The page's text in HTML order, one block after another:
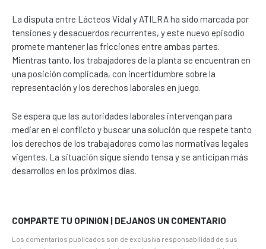
La disputa entre Lácteos Vidal y ATILRA ha sido marcada por
tensiones y desacuerdos recurrentes, y este nuevo episodio
promete mantener las fricciones entre ambas partes.
Mientras tanto, los trabajadores de la planta se encuentran en
una posición complicada, con incertidumbre sobre la
representación y los derechos laborales en juego.
Se espera que las autoridades laborales intervengan para
mediar en el conflicto y buscar una solución que respete tanto
los derechos de los trabajadores como las normativas legales
vigentes. La situación sigue siendo tensa y se anticipan más
desarrollos en los próximos días.
COMPARTE TU OPINION | DEJANOS UN COMENTARIO
Los comentarios publicados son de exclusiva responsabilidad de sus